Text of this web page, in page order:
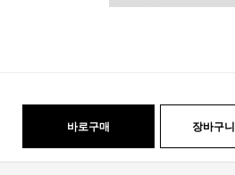
바로구매 장바구니